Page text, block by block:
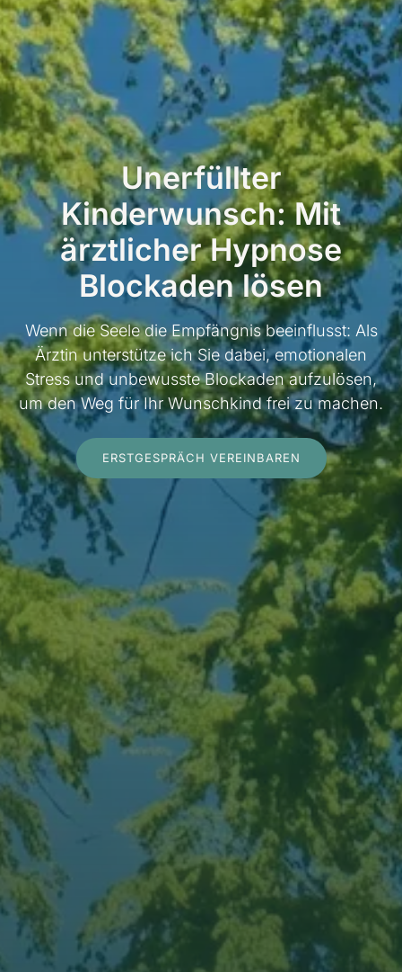
Unerfüllter
Kinderwunsch: Mit
ärztlicher Hypnose
Blockaden lösen
Wenn die Seele die Empfängnis beeinflusst: Als
Ärztin unterstütze ich Sie dabei, emotionalen
Stress und unbewusste Blockaden aufzulösen,
um den Weg für Ihr Wunschkind frei zu machen.
ERSTGESPRÄCH VEREINBAREN